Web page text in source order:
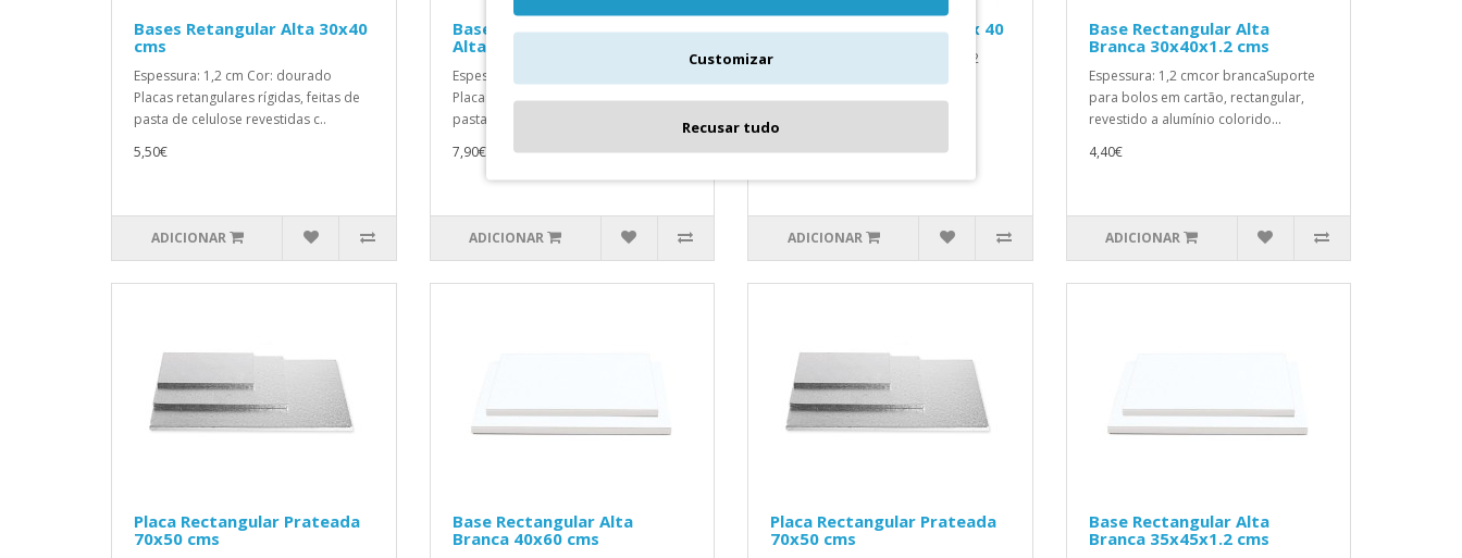
Bases Retangular Alta 30x40
cms
Espessura: 1,2 cm Cor: dourado
Placas retangulares rígidas, feitas de
pasta de celulose revestidas c..
5,50€
ADICIONAR
Base Retangular Dourada
Alta 60x40 cms
Espessura: 1,2 cm Cor: dourado
Placas retangulares rígidas, feitas de
pasta de celulose revestidas c..
7,90€
ADICIONAR
Base Retangular Alta 30 x 40
Base Retangular Alta 30 x 40 x 1.2
ADICIONAR
Base Rectangular Alta
Branca 30x40x1.2 cms
Espessura: 1,2 cmcor brancaSuporte
para bolos em cartão, rectangular,
revestido a alumínio colorido...
4,40€
ADICIONAR
Placa Rectangular Prateada
70x50 cms
Base Rectangular Alta
Branca 40x60 cms
Placa Rectangular Prateada
70x50 cms
Base Rectangular Alta
Branca 35x45x1.2 cms
Customizar
Recusar tudo